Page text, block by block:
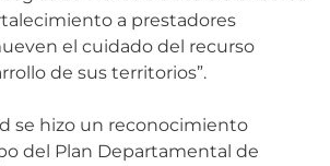
a prestadores
el cuidado del recurso
de sus territorios”.
se hizo un reconocimiento
del Plan Departamental de